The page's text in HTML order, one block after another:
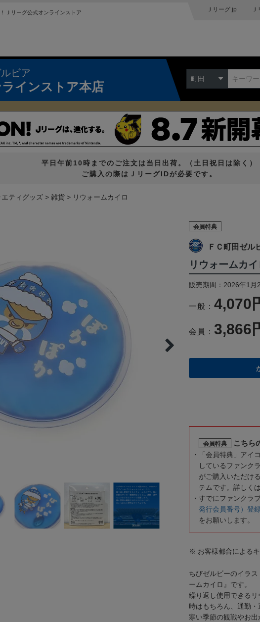
Ｊリーグ公式オンラインストア Ｊリーグ.jp
ビア
インストア本店
町田
平日午前10時までのご注文は当日出荷。（土日祝日は除く）
ご購入の際はＪリーグIDが必要です。
エティグッズ 雑貨 リウォームカイロ
会員特典
ＦＣ町田ゼル
リウォームカ
販売期間：2026年1
一般： 4,070
会員： 3,866
会員特典 こちら
「会員特典」アイ
しているファンク
がご購入いただけ
テムです。詳しく
すでにファンクラ
発行会員番号）登
をお願いします。
※ お客様都合による
ちびゼルビーのイラ
ームカイロ』です。
繰り返し使用できる
時はもちろん、通勤
寒い季節の観戦やお